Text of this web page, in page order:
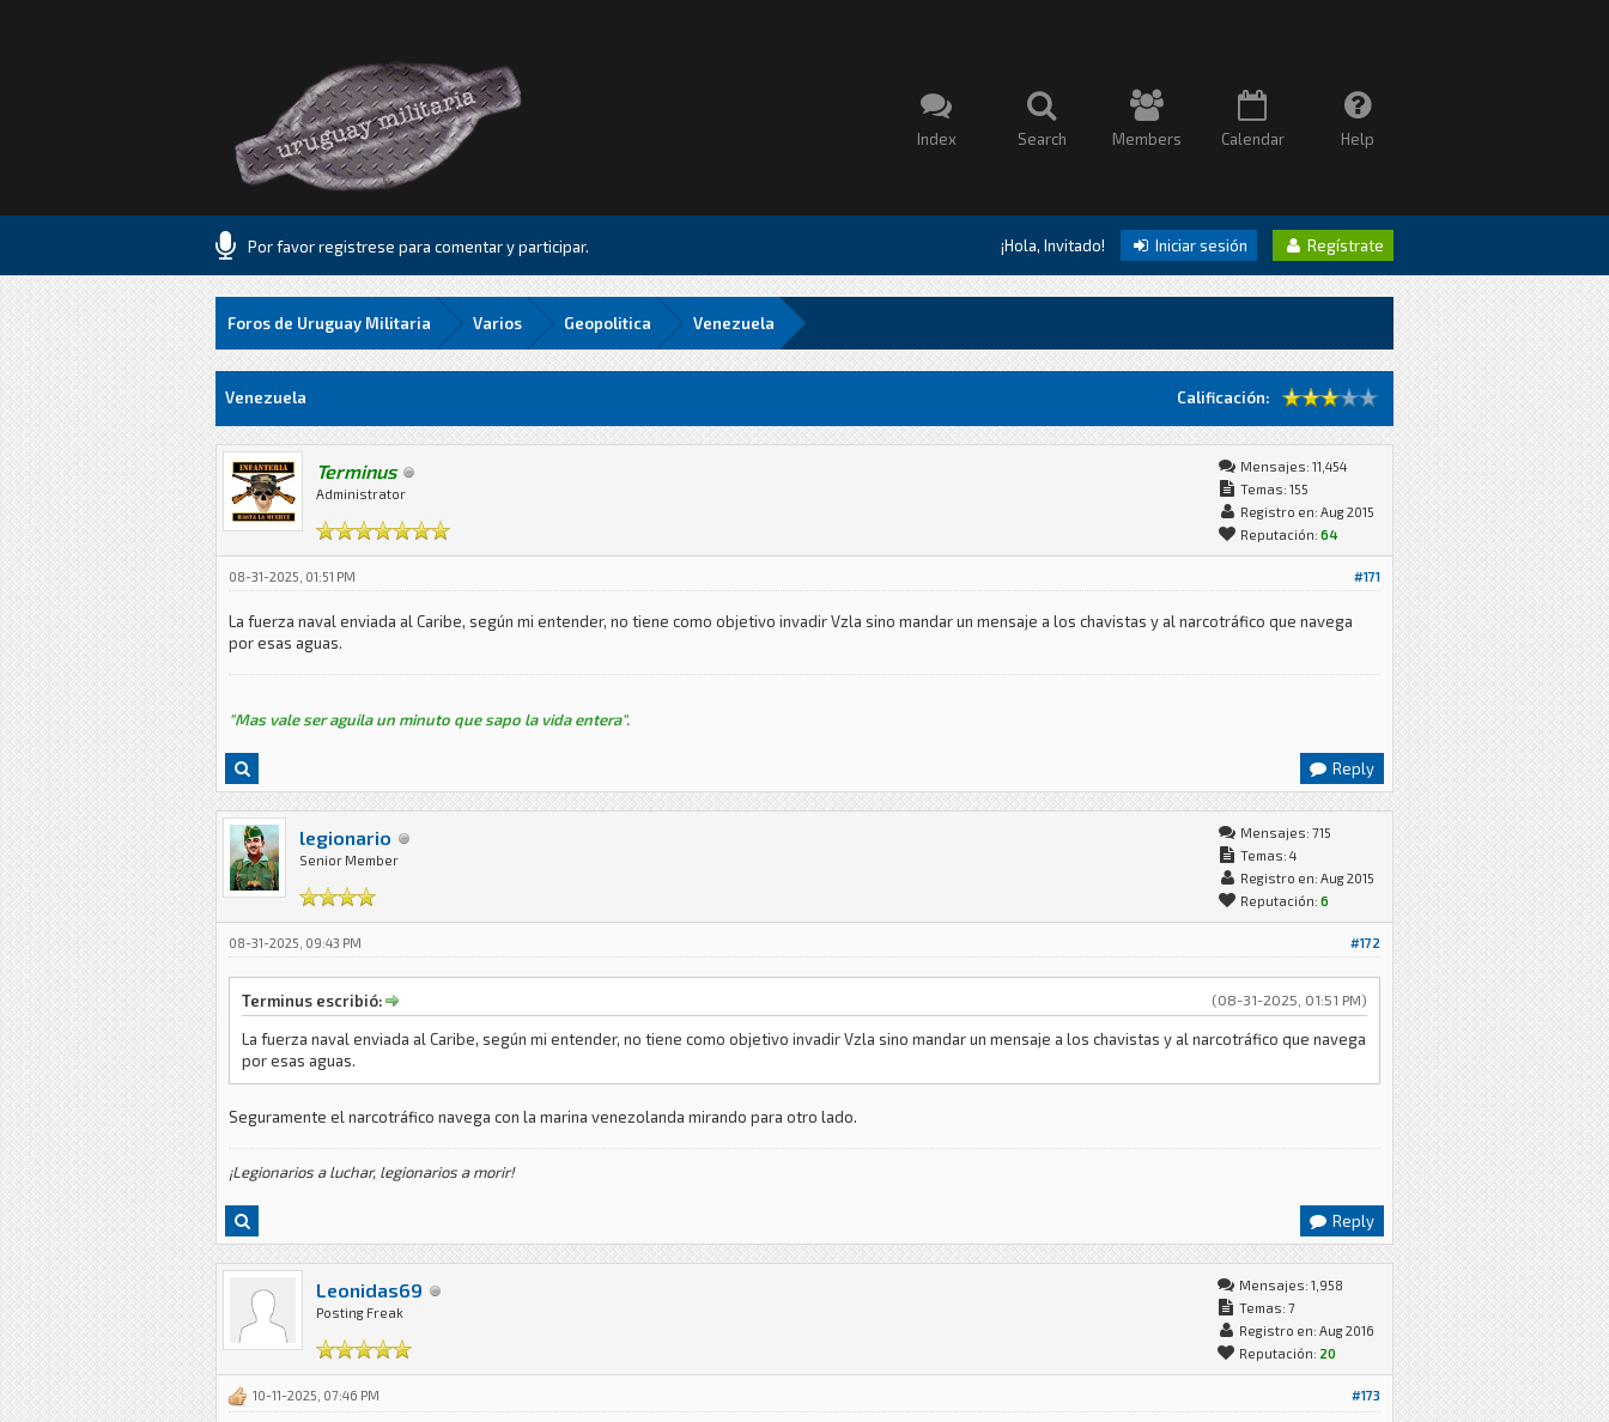
Index Search Members Calendar Help
Por favor registrese para comentar y participar. ¡Hola, Invitado! Iniciar sesión Regístrate
Foros de Uruguay Militaria Varios Geopolitica Venezuela
Calificación:
4 voto(s) - 2.5 Media
1
2
3
4
5 Venezuela
Terminus
Administrator
Mensajes: 11,454
Temas: 155
Registro en: Aug 2015
Reputación: 64
#171
08-31-2025, 01:51 PM
La fuerza naval enviada al Caribe, según mi entender, no tiene como objetivo invadir Vzla sino mandar un mensaje a los chavistas y al narcotráfico que navega
por esas aguas.
"Mas vale ser aguila un minuto que sapo la vida entera".
Reply
legionario
Senior Member
Mensajes: 715
Temas: 4
Registro en: Aug 2015
Reputación: 6
#172
08-31-2025, 09:43 PM
(08-31-2025, 01:51 PM)
Terminus escribió:
La fuerza naval enviada al Caribe, según mi entender, no tiene como objetivo invadir Vzla sino mandar un mensaje a los chavistas y al narcotráfico que navega
por esas aguas.
Seguramente el narcotráfico navega con la marina venezolanda mirando para otro lado.
¡Legionarios a luchar, legionarios a morir!
Reply
Leonidas69
Posting Freak
Mensajes: 1,958
Temas: 7
Registro en: Aug 2016
Reputación: 20
#173
10-11-2025, 07:46 PM